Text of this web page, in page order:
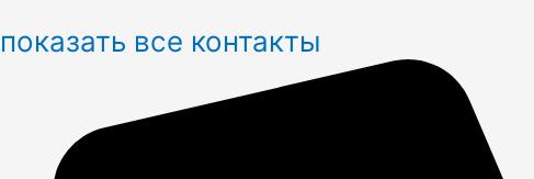
показать все контакты